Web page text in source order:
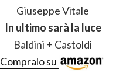
Giuseppe Vitale
In ultimo sarà la luce
Baldini + Castoldi
Compralo su